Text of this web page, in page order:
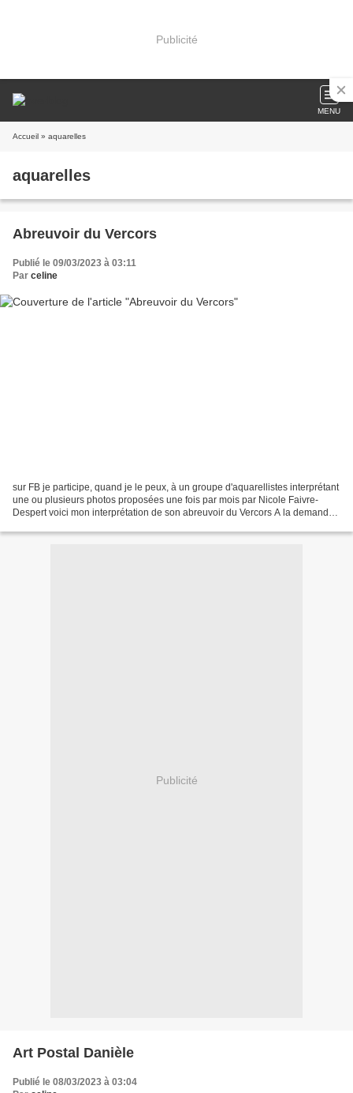
Publicité
MENU
Accueil » aquarelles
aquarelles
Abreuvoir du Vercors
Publié le 09/03/2023 à 03:11
Par celine
sur FB je participe, quand je le peux, à un groupe d'aquarellistes interprétant
une ou plusieurs photos proposées une fois par mois par Nicole Faivre-
Despert voici mon interprétation de son abreuvoir du Vercors A la demande
Publicité
Art Postal Danièle
Publié le 08/03/2023 à 03:04